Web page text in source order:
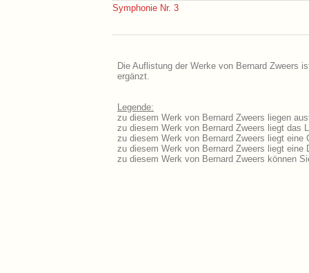
Symphonie Nr. 3
Die Auflistung der Werke von Bernard Zweers
ergänzt.
Legende:
zu diesem Werk von Bernard Zweers liegen
zu diesem Werk von Bernard Zweers liegt das
zu diesem Werk von Bernard Zweers liegt eine
zu diesem Werk von Bernard Zweers liegt eine
zu diesem Werk von Bernard Zweers können